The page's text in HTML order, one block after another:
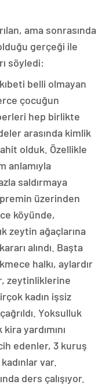
ama sonrasında
gerçeği ile
söyledi:
belli olmayan
çocuğun
hep birlikte
arasında kimlik
olduk. Özellikle
anlamıyla
saldırmaya
üzerinden
köyünde,
zeytin ağaçlarına
alındı. Başta
halkı, aylardır
zeytinliklerine
kadın işsiz
Yoksulluk
yardımını
edenler, 3 kuruş
var.
ders çalışıyor.